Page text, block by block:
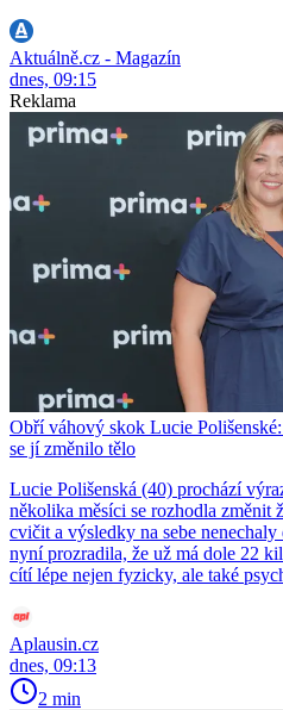
Aktuálně.cz - Magazín
dnes, 09:15
Reklama
Obří váhový skok Lucie
se jí změnilo tělo
Lucie Polišenská (40) prochází
několika měsíci se rozhodla změnit
cvičit a výsledky na sebe
nyní prozradila, že už má dole 22
cítí lépe nejen fyzicky, ale také
Aplausin.cz
dnes, 09:13
2 min